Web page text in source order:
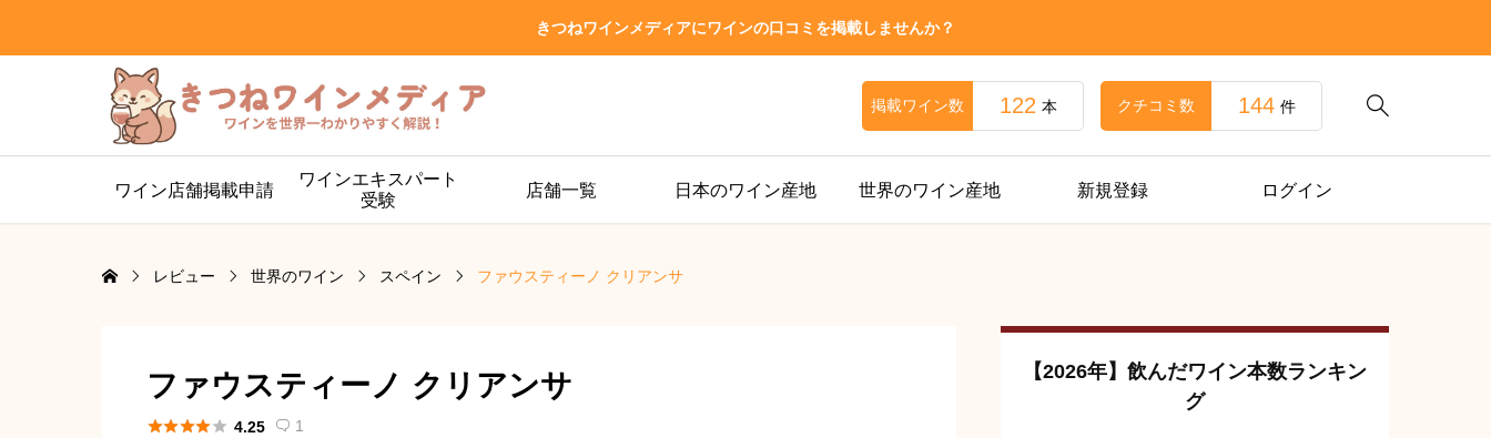
きつねワインメディアにワインの口コミを掲載しませんか？

掲載ワイン数 122 本 クチコミ数 144 件
ワイン店舗掲載申請
ワインエキスパート
受験
店舗一覧 日本のワイン産地 世界のワイン産地 新規登録 ログイン
レビュー 世界のワイン スペイン ファウスティーノ クリアンサ
ファウスティーノ クリアンサ
 4.25  1
【2026年】飲んだワイン本数ランキン
グ